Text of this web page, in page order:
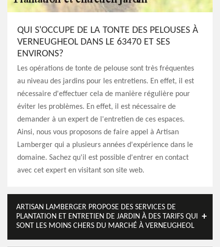
QUI S'OCCUPE DE LA TONTE DES PELOUSES À
VERNEUGHEOL DANS LE 63470 ET SES
ENVIRONS?
Les opérations de tonte de pelouse sont très fréquentes
au niveau des jardins pour les entretiens. En effet, il est
nécessaire d'effectuer cela de manière régulière pour
éviter les problèmes. En effet, il est nécessaire de
demander à un expert de l'entretien de ces espaces.
Ainsi, nous vous proposons de faire appel à Artisan
Lamberger qui a plusieurs années d'expérience dans le
domaine. Sachez qu'il est possible d'entrer en contact
avec cet expert en visitant son site web.
ARTISAN LAMBERGER PROPOSE DES SERVICES DE
PLANTATION ET ENTRETIEN DE JARDIN À DES TARIFS QUI
SONT LES MOINS CHERS DU MARCHÉ À VERNEUGHEOL